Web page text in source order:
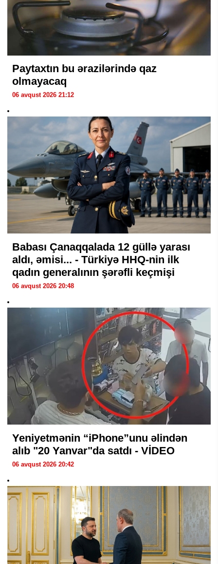
Paytaxtın bu ərazilərində qaz
olmayacaq
06 avqust 2026 21:12
Babası Çanaqqalada 12 güllə yarası
aldı, əmisi... - Türkiyə HHQ-nin ilk
qadın generalının şərəfli keçmişi
06 avqust 2026 20:48
Yeniyetmənin “iPhone”unu əlindən
alıb "20 Yanvar"da satdı - VİDEO
06 avqust 2026 20:42